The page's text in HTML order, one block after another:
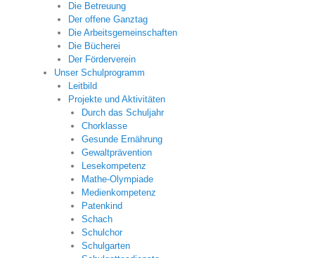
Die Betreuung
Der offene Ganztag
Die Arbeitsgemeinschaften
Die Bücherei
Der Förderverein
Unser Schulprogramm
Leitbild
Projekte und Aktivitäten
Durch das Schuljahr
Chorklasse
Gesunde Ernährung
Gewaltprävention
Lesekompetenz
Mathe-Olympiade
Medienkompetenz
Patenkind
Schach
Schulchor
Schulgarten